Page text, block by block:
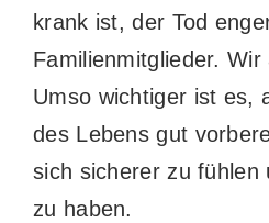
krank ist, der Tod
Familienmitglieder.
Umso wichtiger ist es,
des Lebens gut
sich sicherer zu fühlen
zu haben.